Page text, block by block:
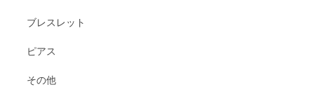
ブレスレット
ピアス
その他